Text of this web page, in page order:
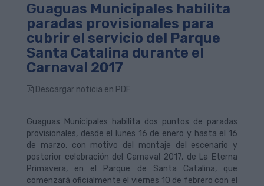
Guaguas Municipales habilita
paradas provisionales para
cubrir el servicio del Parque
Santa Catalina durante el
Carnaval 2017
Descargar noticia en PDF
Guaguas Municipales habilita dos puntos de paradas
provisionales, desde el lunes 16 de enero y hasta el 16
de marzo, con motivo del montaje del escenario y
posterior celebración del Carnaval 2017, de La Eterna
Primavera, en el Parque de Santa Catalina, que
comenzará oficialmente el viernes 10 de febrero con el